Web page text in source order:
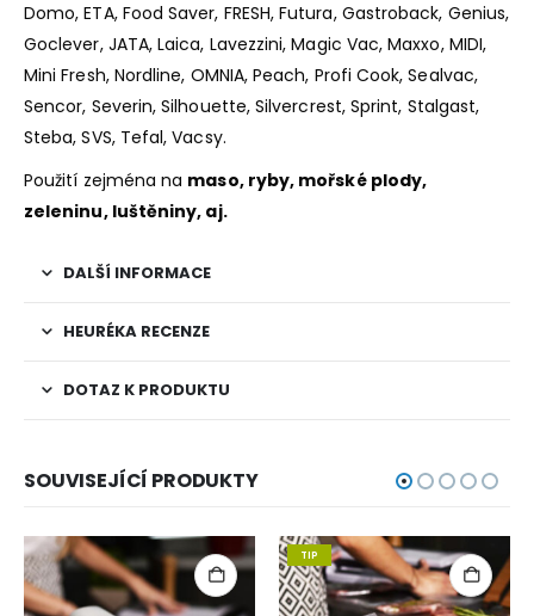
Domo, ETA, Food Saver, FRESH, Futura, Gastroback, Genius,
Goclever, JATA, Laica, Lavezzini, Magic Vac, Maxxo, MIDI,
Mini Fresh, Nordline, OMNIA, Peach, Profi Cook, Sealvac,
Sencor, Severin, Silhouette, Silvercrest, Sprint, Stalgast,
Steba, SVS, Tefal, Vacsy.
Použití zejména na maso, ryby, mořské plody,
zeleninu, luštěniny, aj.
DALŠÍ INFORMACE
HEURÉKA RECENZE
DOTAZ K PRODUKTU
SOUVISEJÍCÍ PRODUKTY
TIP